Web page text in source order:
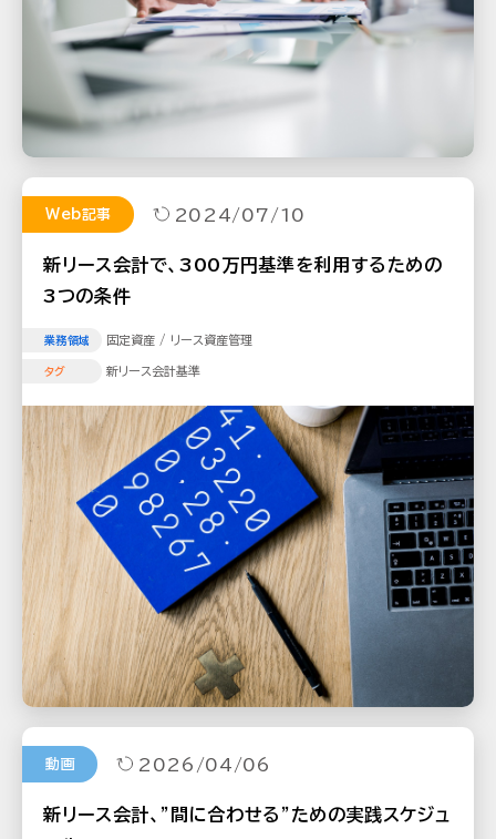
Web記事 2024/07/10
新リース会計で、300万円基準を利用するための
3つの条件
業務領域 固定資産 / リース資産管理
タグ 新リース会計基準
動画 2026/04/06
新リース会計、"間に合わせる"ための実践スケジュ